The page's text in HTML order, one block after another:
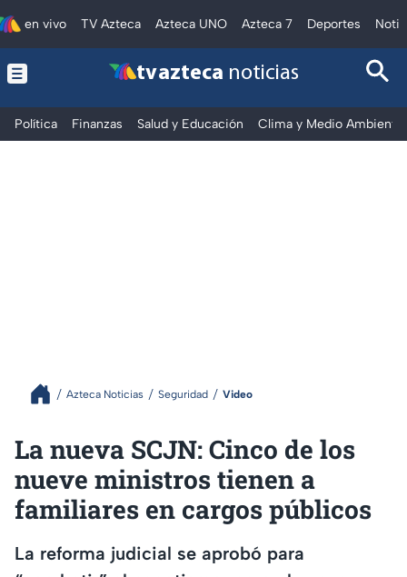
en vivo TV Azteca Azteca UNO Azteca 7 Deportes
tv azteca noticias
Política Finanzas Salud y Educación Clima y Medio Ambiente
Azteca Noticias Seguridad Video
La nueva SCJN: Cinco de los
nueve ministros tienen a
familiares en cargos públicos
La reforma judicial se aprobó para